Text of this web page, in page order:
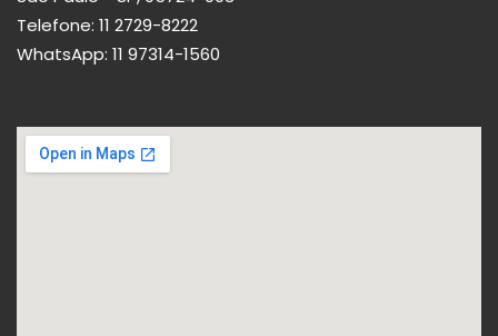
Telefone: 11 2729-8222
WhatsApp: 11 97314-1560